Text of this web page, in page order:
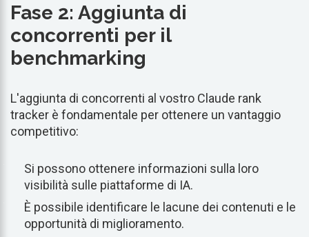
Fase 2: Aggiunta di
concorrenti per il
benchmarking
L'aggiunta di concorrenti al vostro Claude rank
tracker è fondamentale per ottenere un vantaggio
competitivo:
Si possono ottenere informazioni sulla loro
visibilità sulle piattaforme di IA.
È possibile identificare le lacune dei contenuti e le
opportunità di miglioramento.